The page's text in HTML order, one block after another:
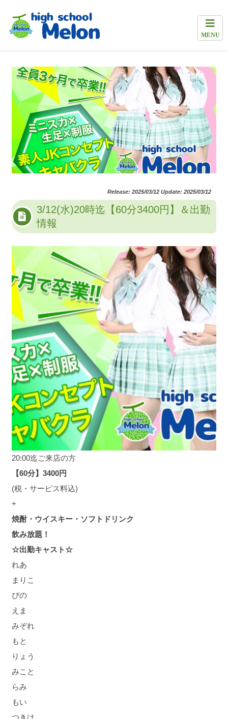
MENU
Release: 2025/03/12 Update: 2025/03/12
3/12(水)20時迄【60分3400円】＆出勤
情報
20:00迄ご来店の方
【60分】3400円
(税・サービス料込)
+
焼酎・ウイスキー・ソフトドリンク
飲み放題！
☆出勤キャスト☆
れあ
まりこ
ぴの
えま
みぞれ
もと
りょう
みこと
らみ
もい